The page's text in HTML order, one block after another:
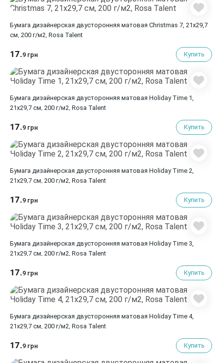
Бумага дизайнерская двусторонняя матовая Christmas 7, 21х29,7
см, 200 г/м2, Rosa Talent
17.9 грн Купить
Бумага дизайнерская двусторонняя матовая Holiday Time 1,
21х29,7 см, 200 г/м2, Rosa Talent
17.9 грн Купить
Бумага дизайнерская двусторонняя матовая Holiday Time 2,
21х29,7 см, 200 г/м2, Rosa Talent
17.9 грн Купить
Бумага дизайнерская двусторонняя матовая Holiday Time 3,
21х29,7 см, 200 г/м2, Rosa Talent
17.9 грн Купить
Бумага дизайнерская двусторонняя матовая Holiday Time 4,
21х29,7 см, 200 г/м2, Rosa Talent
17.9 грн Купить